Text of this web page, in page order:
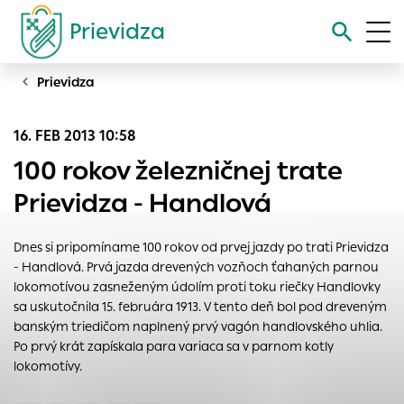
Prievidza
Vyhľadávanie
Prievidza
16. FEB 2013 10:58
100 rokov železničnej trate
Prievidza - Handlová
Dnes si pripomíname 100 rokov od prvej jazdy po trati Prievidza
- Handlová. Prvá jazda drevených vozňoch ťahaných parnou
lokomotívou zasneženým údolím proti toku riečky Handlovky
sa uskutočnila 15. februára 1913. V tento deň bol pod dreveným
banským triedičom naplnený prvý vagón handlovského uhlia.
Po prvý krát zapískala para variaca sa v parnom kotly
lokomotívy.
Nastavenie cookies
Cookies sú malé súbory, do ktorých webové stránky môžu
ukladať informácie o vašej aktivite a preferenciách.
zapamätoval Vaše prihlásenie alebo aby sa uložila Vaša
voľba v tomto okne.
Vyberte úroveň cookies, ktorú chcete povoliť
Technické cookies
Technické súbory cookie sú pre prevádzku nevyhnutné a
pomáhajú urobiť webové stránky uplatniteľnými tým, že